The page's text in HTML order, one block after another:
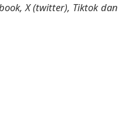
X (twitter), Tiktok dan